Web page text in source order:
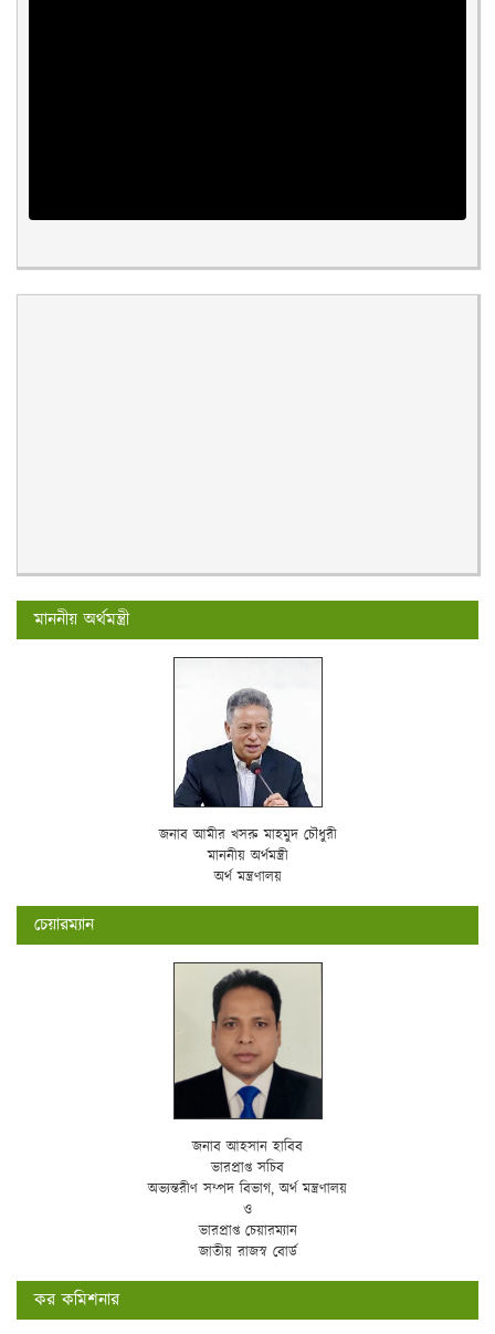
মাননীয় অর্থমন্ত্রী
জনাব আমীর খসরু মাহমুদ চৌধুরী
মাননীয় অর্থমন্ত্রী
অর্থ মন্ত্রণালয়
চেয়ারম্যান
জনাব আহসান হাবিব
ভারপ্রাপ্ত সচিব
অভ্যন্তরীণ সম্পদ বিভাগ, অর্থ মন্ত্রণালয়
ও
ভারপ্রাপ্ত চেয়ারম্যান
জাতীয় রাজস্ব বোর্ড
কর কমিশনার